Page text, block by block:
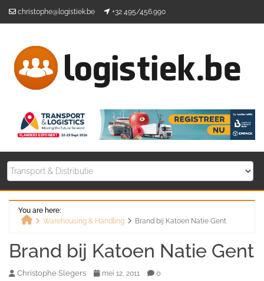
christophe@logistiek.be +32 495/456.990
You are here:
Warehousing & Handling Brand bij Katoen Natie Gent
Brand bij Katoen Natie Gent
Christophe Slegers mei 12, 2011 0